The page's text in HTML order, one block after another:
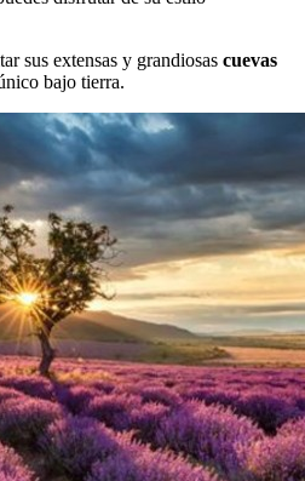
sus extensas y grandiosas cuevas
bajo tierra.